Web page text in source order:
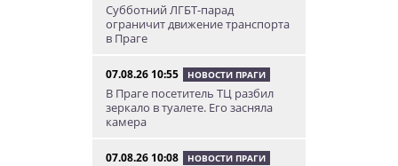
Субботний ЛГБТ-парад
ограничит движение транспорта
в Праге
07.08.26 10:55 НОВОСТИ ПРАГИ
В Праге посетитель ТЦ разбил
зеркало в туалете. Его засняла
камера
07.08.26 10:08 НОВОСТИ ПРАГИ